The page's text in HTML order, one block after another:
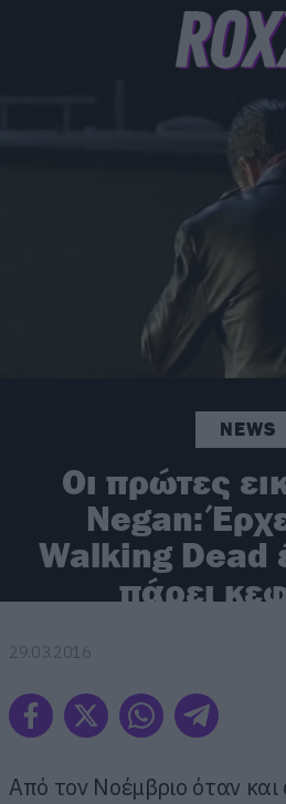
NEWS
Οι πρώτες
Negan:
Walking Dead
πάρει
29.03.2016
Από τον Νοέμβριο όταν και